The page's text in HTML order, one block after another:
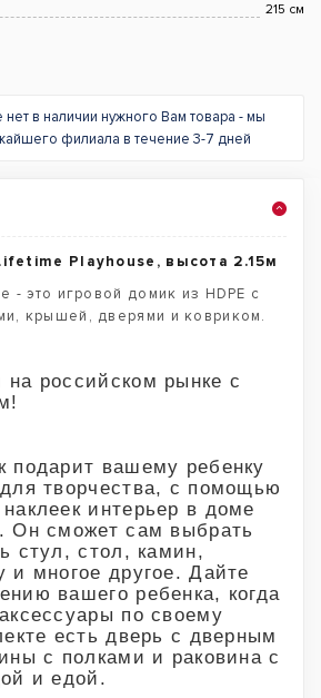
215 см
в наличии нужного Вам товара - мы
филиала в течение 3-7 дней
Playhouse, высота 2.15м
- это игровой домик из HDPE с
крышей, дверями и ковриком.
на российском рынке с
подарит вашему ребенку
творчества, с помощью
интерьер в доме
Он сможет сам выбрать
стул, стол, камин,
и многое другое. Дайте
вашего ребенка, когда
по своему
есть дверь с дверным
с полками и раковина с
и едой.